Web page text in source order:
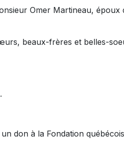
Omer Martineau, époux
beaux-frères et belles-
don à la Fondation